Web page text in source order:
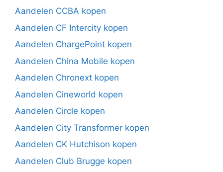
Aandelen CCBA kopen
Aandelen CF Intercity kopen
Aandelen ChargePoint kopen
Aandelen China Mobile kopen
Aandelen Chronext kopen
Aandelen Cineworld kopen
Aandelen Circle kopen
Aandelen City Transformer kopen
Aandelen CK Hutchison kopen
Aandelen Club Brugge kopen